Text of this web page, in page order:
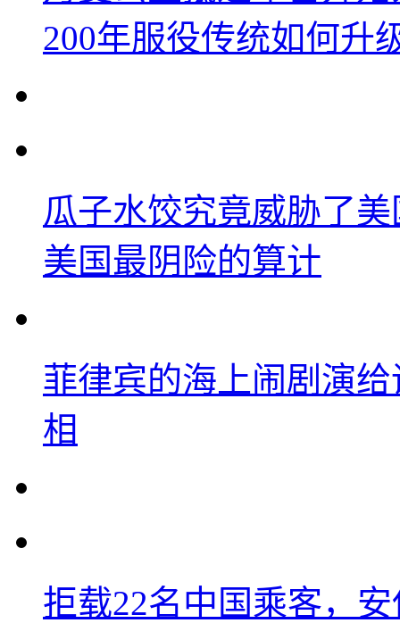
200年服役传统如何升
瓜子水饺究竟威胁了
美国最阴险的算计
菲律宾的海上闹剧演
相
拒载22名中国乘客，